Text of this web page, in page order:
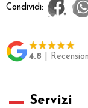
Condividi:
4.8 |
Servizi